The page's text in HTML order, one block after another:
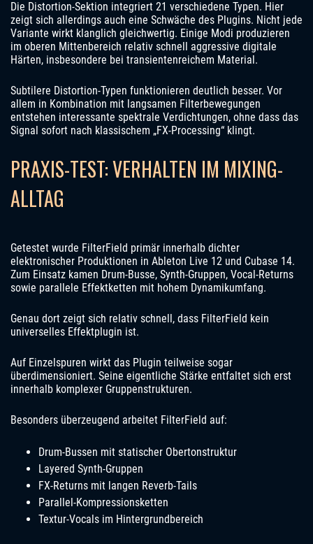
Die Distortion-Sektion integriert 21 verschiedene Typen. Hier
zeigt sich allerdings auch eine Schwäche des Plugins. Nicht jede
Variante wirkt klanglich gleichwertig. Einige Modi produzieren
im oberen Mittenbereich relativ schnell aggressive digitale
Härten, insbesondere bei transientenreichem Material.
Subtilere Distortion-Typen funktionieren deutlich besser. Vor
allem in Kombination mit langsamen Filterbewegungen
entstehen interessante spektrale Verdichtungen, ohne dass das
Signal sofort nach klassischem „FX-Processing“ klingt.
PRAXIS-TEST: VERHALTEN IM MIXING-
ALLTAG
Getestet wurde FilterField primär innerhalb dichter
elektronischer Produktionen in Ableton Live 12 und Cubase 14.
Zum Einsatz kamen Drum-Busse, Synth-Gruppen, Vocal-Returns
sowie parallele Effektketten mit hohem Dynamikumfang.
Genau dort zeigt sich relativ schnell, dass FilterField kein
universelles Effektplugin ist.
Auf Einzelspuren wirkt das Plugin teilweise sogar
überdimensioniert. Seine eigentliche Stärke entfaltet sich erst
innerhalb komplexer Gruppenstrukturen.
Besonders überzeugend arbeitet FilterField auf:
Drum-Bussen mit statischer Obertonstruktur
Layered Synth-Gruppen
FX-Returns mit langen Reverb-Tails
Parallel-Kompressionsketten
Textur-Vocals im Hintergrundbereich